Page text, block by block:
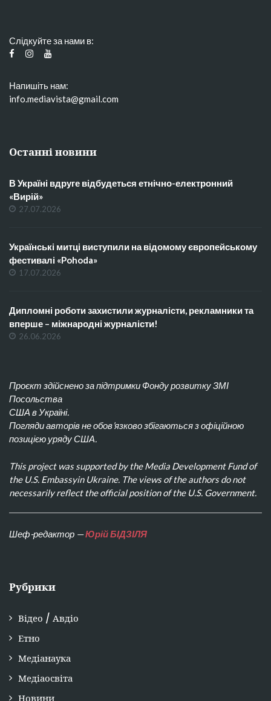
Слідкуйте за нами в:
Напишіть нам:
info.mediavista@gmail.com
Останні новини
В Україні вдруге відбудеться етнічно-електронний
«Вирій»
27.07.2026
Українські митці виступили на відомому європейському
фестивалі «Pohoda»
17.07.2026
Дипломні роботи захистили журналісти, рекламники та
вперше – міжнародні журналісти!
26.06.2026
Проєкт здійснено за підтримки Фонду розвитку ЗМІ
Посольства
США в Україні.
Погляди авторів не обов’язково збігаються з офіційною
позицією уряду США.
This project was supported by the Media Development Fund of
the U.S. Embassyin Ukraine. The views of the authors do not
necessarily reflect the official position of the U.S. Government.
Шеф-редактор —Юрій БІДЗІЛЯ
Рубрики
Відео / Авдіо
Етно
Медіанаука
Медіаосвіта
Новини